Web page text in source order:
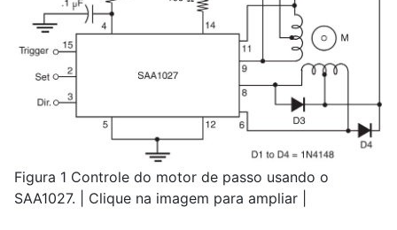
Figura 1 Controle do motor de passo usando o
SAA1027. | Clique na imagem para ampliar |